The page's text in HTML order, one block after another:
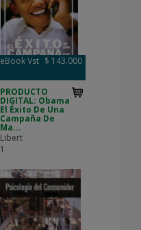
eBook Vst $ 143.000
PRODUCTO
DIGITAL: Obama
El Éxito De Una
Campaña De
Ma...
Libert
1